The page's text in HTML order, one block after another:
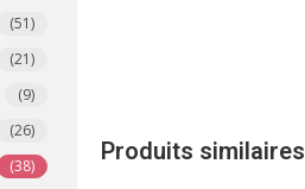
(51)
(21)
(9)
(26)
(38)
Produits similaires